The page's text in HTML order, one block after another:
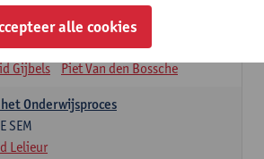
SEM
Gijbels Piet Van den Bossche
Onderwijsproces
SEM
Lelieur
alle cookies